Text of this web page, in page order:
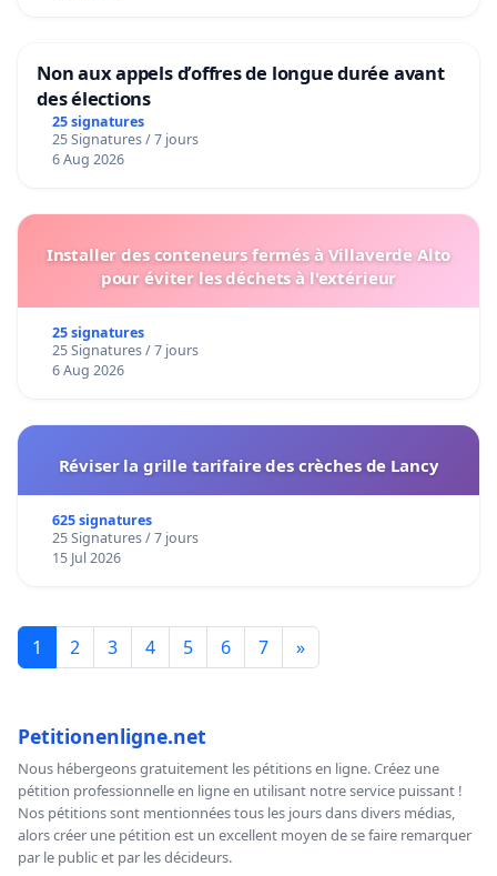
Non aux appels d’offres de longue durée avant
des élections
25 signatures
25 Signatures / 7 jours
6 Aug 2026
Installer des conteneurs fermés à Villaverde Alto
pour éviter les déchets à l'extérieur
25 signatures
25 Signatures / 7 jours
6 Aug 2026
Réviser la grille tarifaire des crèches de Lancy
625 signatures
25 Signatures / 7 jours
15 Jul 2026
1 2 3 4 5 6 7 »
Petitionenligne.net
Nous hébergeons gratuitement les pétitions en ligne. Créez une
pétition professionnelle en ligne en utilisant notre service puissant !
Nos pétitions sont mentionnées tous les jours dans divers médias,
alors créer une pétition est un excellent moyen de se faire remarquer
par le public et par les décideurs.